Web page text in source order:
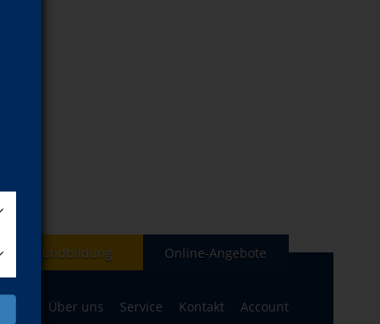
Grundbildung Online-Angebote
Über uns Service Kontakt Account